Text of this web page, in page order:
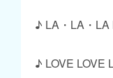
♪ LA・LA・LA
♪ LOVE LOVE